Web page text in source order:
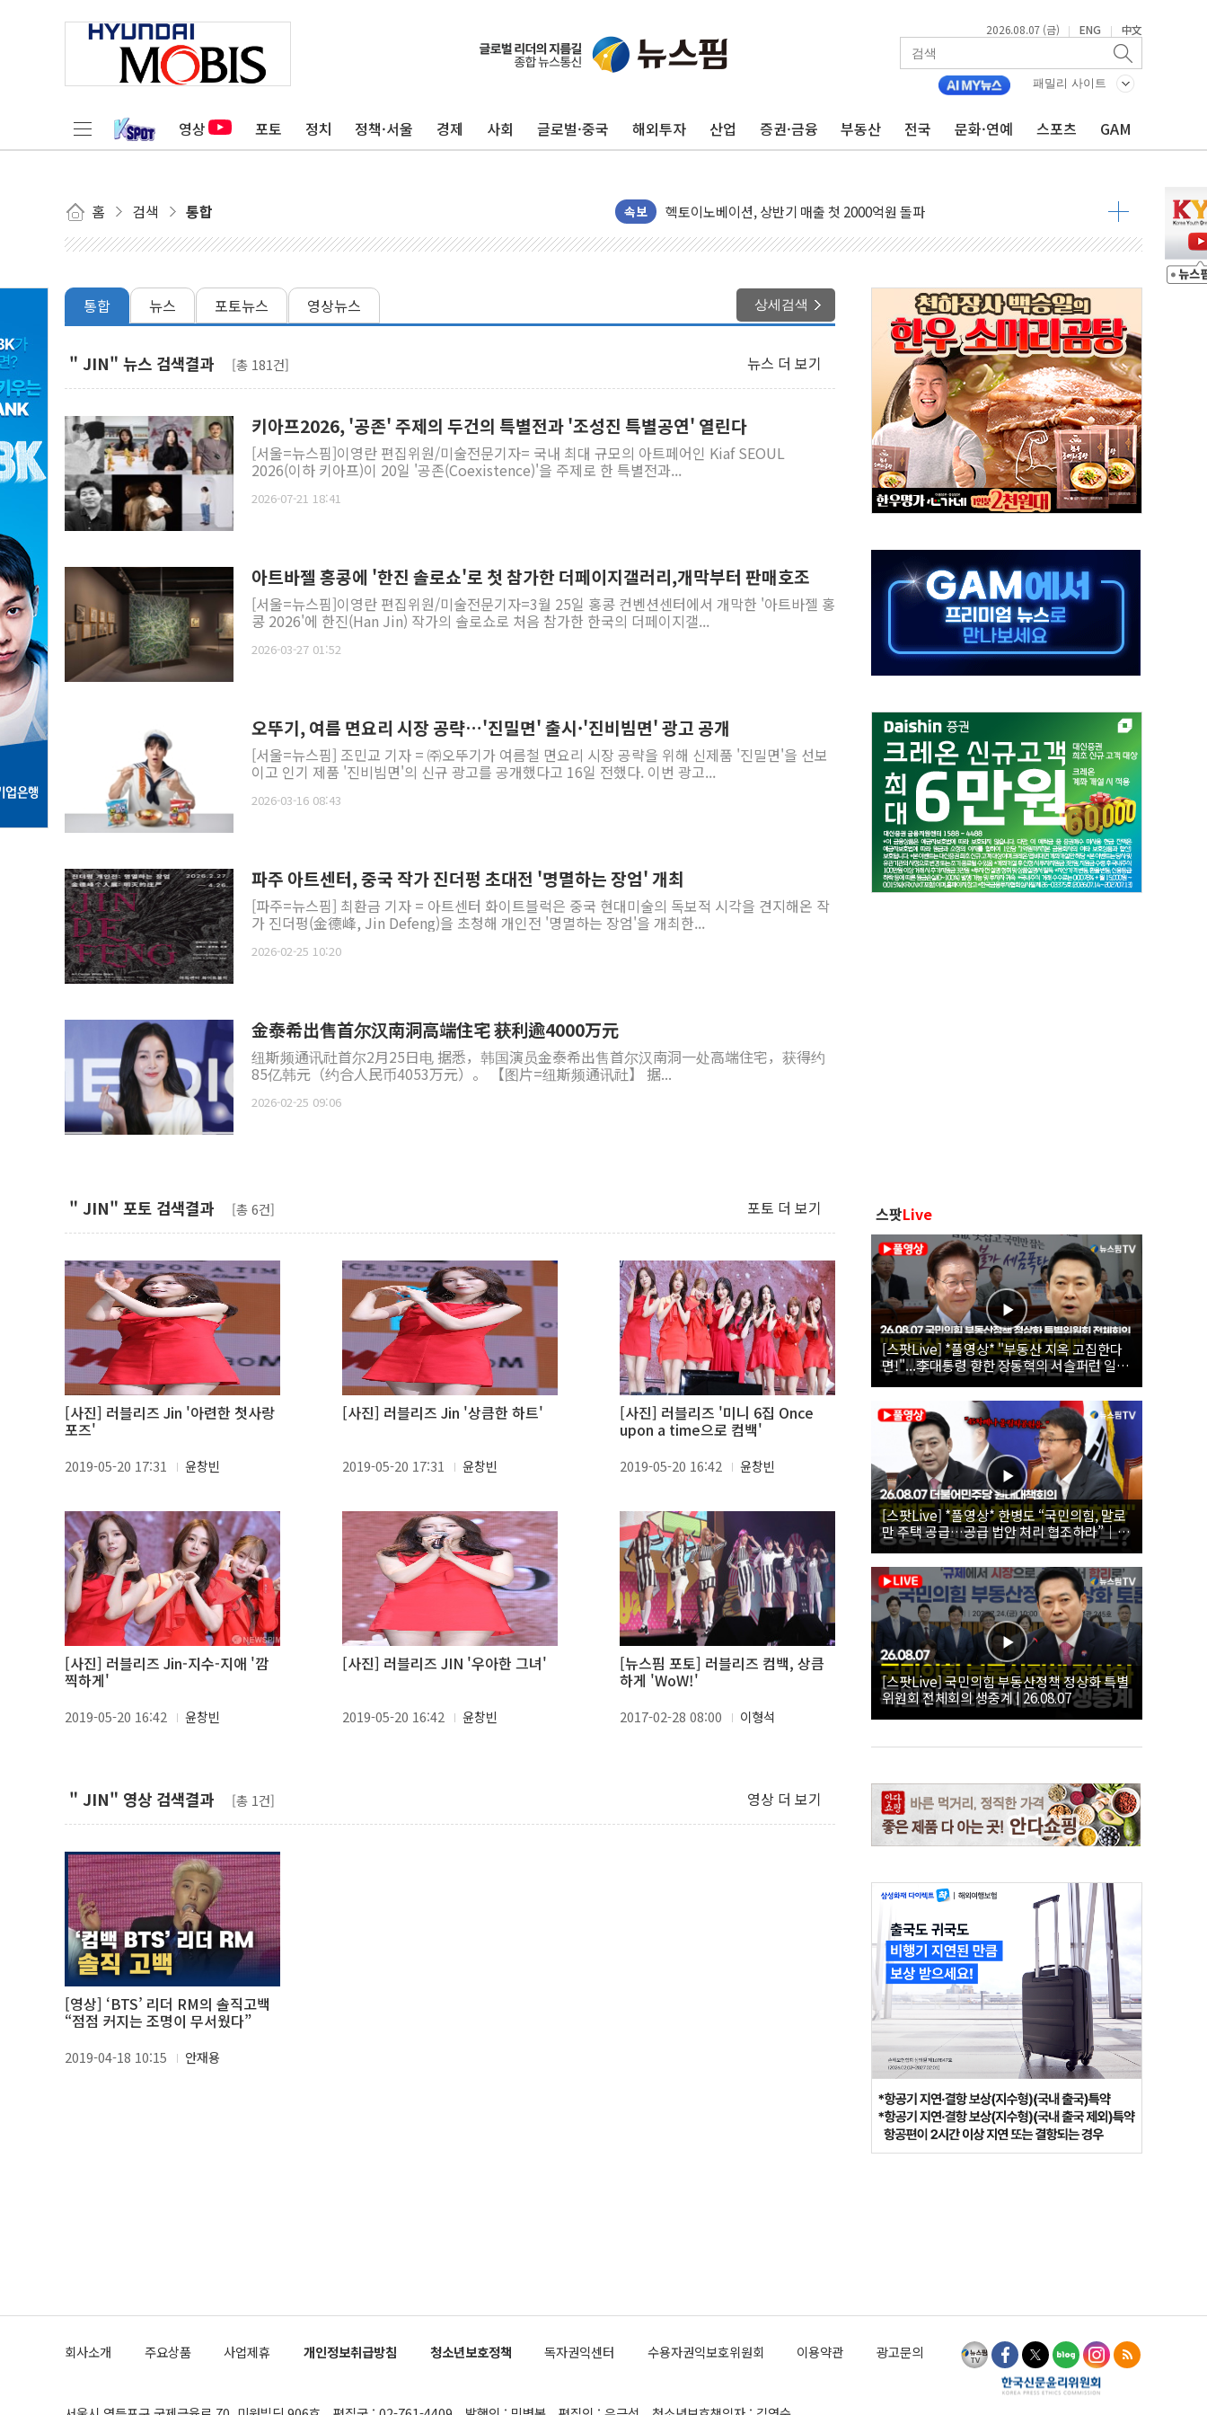
2026.08.07 (금) | ENG | 中文
패밀리 사이트
영상 포토 정치 정책·서울 경제 사회 글로벌·중국 해외투자 산업 증권·금융 부동산 전국 문화·연예 스포츠 GAM
홈 검색 통합 속보
전남광주 화정역 인근 도로 4중 추돌…1명 심정지·5명 부상
청도 문수리 야산서 산불 진화 중...진화헬기 3대 투입
헥토이노베이션, 상반기 매출 첫 2000억원 돌파
우리은행, 고창해상풍력에 4000억 금융 지원
민병덕 "오늘 67개 점포 영업 재개...장바구니에 홈플러스 담아달라" 호소
하나금융이 쏘아 올린 CIFO, 금융지주 포용금융 조직개편 신호탄
종합특검, '尹 관저 이전 감사 무마' 유병호 구속 기소
코스피·코스닥 오전 동반 하락…내린 종목이 두 배 넘어
'입추'인데 연일 찜통더위…김성환 기후부 장관 "예측범위 벗어나도 즉시대응"
"최대 2시간 앞서 침수 예측"…건설연, AI 위험기상 기술 개발
유니슨 "국내생산세액공제·인증제도 개선 수혜 기대"
창호 교체하다 난간 무너져…대전서 50대 일용직 추락 사망
장동혁 "규제와 대출 풀고 재개발·재건축 촉진하는 것이 부동산 정상화"
AI에 승부 건 네이버…내년 AI 팩토리 매출 본격화
日, 4~6월 105조원 환시 개입...4월 말 '56조원' 사상 최대
오렌지플래닛 창업재단, 스타트업 지원 프로그램 성료
경찰, '300억대 사기 혐의' 차가원 대표 구속 송치
통합 뉴스 포토뉴스 영상뉴스 상세검색
" JIN" 뉴스 검색결과 [총 181건] 뉴스 더 보기
키아프2026, '공존' 주제의 두건의 특별전과 '조성진 특별공연' 열린다
[서울=뉴스핌]이영란 편집위원/미술전문기자= 국내 최대 규모의 아트페어인 Kiaf SEOUL
2026(이하 키아프)이 20일 '공존(Coexistence)'을 주제로 한 특별전과...
2026-07-21 18:41
아트바젤 홍콩에 '한진 솔로쇼'로 첫 참가한 더페이지갤러리,개막부터 판매호조
[서울=뉴스핌]이영란 편집위원/미술전문기자=3월 25일 홍콩 컨벤션센터에서 개막한 '아트바젤 홍
콩 2026'에 한진(Han Jin) 작가의 솔로쇼로 처음 참가한 한국의 더페이지갤...
2026-03-27 01:52
오뚜기, 여름 면요리 시장 공략…'진밀면' 출시·'진비빔면' 광고 공개
[서울=뉴스핌] 조민교 기자 = ㈜오뚜기가 여름철 면요리 시장 공략을 위해 신제품 '진밀면'을 선보
이고 인기 제품 '진비빔면'의 신규 광고를 공개했다고 16일 전했다. 이번 광고...
2026-03-16 08:43
파주 아트센터, 중국 작가 진더펑 초대전 '명멸하는 장엄' 개최
[파주=뉴스핌] 최환금 기자 = 아트센터 화이트블럭은 중국 현대미술의 독보적 시각을 견지해온 작
가 진더펑(金德峰, Jin Defeng)을 초청해 개인전 '명멸하는 장엄'을 개최한...
2026-02-25 10:20
金泰希出售首尔汉南洞高端住宅 获利逾4000万元
纽斯频通讯社首尔2月25日电 据悉，韩国演员金泰希出售首尔汉南洞一处高端住宅，获得约
85亿韩元（约合人民币4053万元）。 【图片=纽斯频通讯社】 据...
2026-02-25 09:06
" JIN" 포토 검색결과 [총 6건] 포토 더 보기
[사진] 러블리즈 Jin '아련한 첫사랑
포즈'
2019-05-20 17:31 윤창빈
[사진] 러블리즈 Jin '상큼한 하트'
2019-05-20 17:31 윤창빈
[사진] 러블리즈 '미니 6집 Once
upon a time으로 컴백'
2019-05-20 16:42 윤창빈
[사진] 러블리즈 Jin-지수-지애 '깜
찍하게'
2019-05-20 16:42 윤창빈
[사진] 러블리즈 JIN '우아한 그녀'
2019-05-20 16:42 윤창빈
[뉴스핌 포토] 러블리즈 컴백, 상큼
하게 'WoW!'
2017-02-28 08:00 이형석
" JIN" 영상 검색결과 [총 1건] 영상 더 보기
[영상] ‘BTS’ 리더 RM의 솔직고백
“점점 커지는 조명이 무서웠다”
2019-04-18 10:15 안재용
스팟Live
[스팟Live] *풀영상* "부동산 지옥 고집한다
면!"...李대통령 향한 장동혁의 서슬퍼런 일갈
| 26.08.07 국민의힘 부동산정책 정상화 특별
위원회 전체회의
[스팟Live] *풀영상* 한병도 “국민의힘, 말로
만 주택 공급…공급 법안 처리 협조하라”｜
26.08.07 더불어민주당 원내대책회의
[스팟Live] 국민의힘 부동산정책 정상화 특별
위원회 전체회의 생중계 | 26.08.07
회사소개 주요상품 사업제휴 개인정보취급방침 청소년보호정책 독자권익센터 수용자권익보호위원회 이용약관 광고문의